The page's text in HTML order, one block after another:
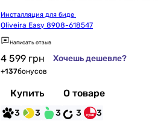
Oliveira Easy 8908-618547
Написать отзыв
4 599 грн Хочешь дешевле?
+137бонусов
Купить О товаре
3 3 3 3 3